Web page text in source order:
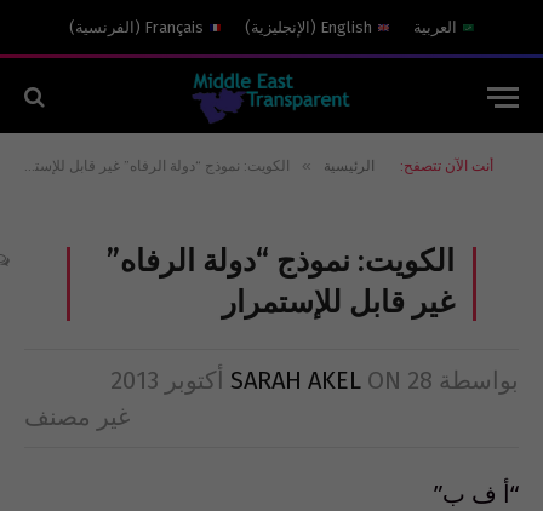
العربية English
( الإنجليزية)
Français
( الفرنسية)
أنت الآن تتصفح: الرئيسية » الكويت: نموذج “دولة الرفاه” غير قابل للإستمرار
الكويت: نموذج “دولة الرفاه”
غير قابل للإستمرار
بواسطة SARAH AKEL ON 28 أكتوبر 2013
غير مصنف
“أ ف ب”